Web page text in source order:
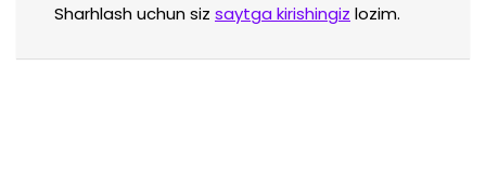
Sharhlash uchun siz saytga kirishingiz lozim.